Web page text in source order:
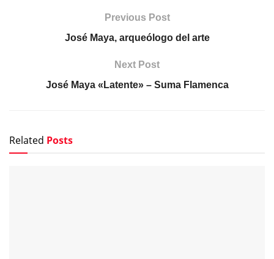
Previous Post
José Maya, arqueólogo del arte
Next Post
José Maya «Latente» – Suma Flamenca
Related Posts